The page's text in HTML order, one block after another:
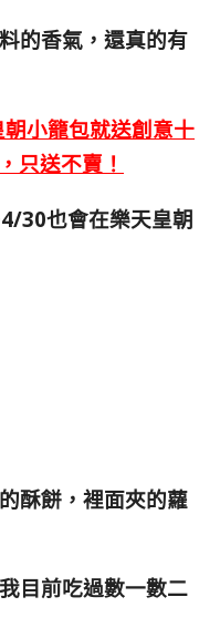
的香氣，還真的有
小籠包就送創意十
只送不賣 ！
30也會在樂天皇朝
酥餅，裡面夾的蘿
目前吃過數一數二